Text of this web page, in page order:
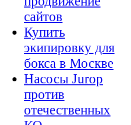
сайтов
Купить
экипировку для
бокса в Москве
Насосы Jurop
против
отечественных